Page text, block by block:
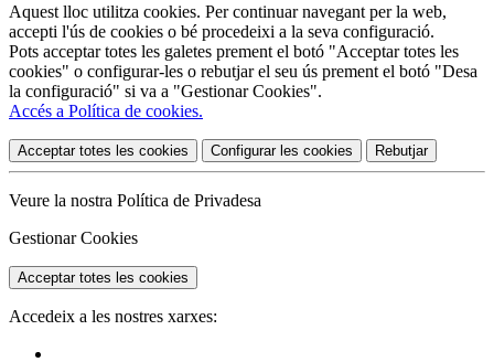
Aquest lloc utilitza cookies. Per continuar navegant per la web,
accepti l'ús de cookies o bé procedeixi a la seva configuració.
Pots acceptar totes les galetes prement el botó "Acceptar totes les
cookies" o configurar-les o rebutjar el seu ús prement el botó "Desa
la configuració" si va a "Gestionar Cookies".
Accés a Política de cookies.
Acceptar totes les cookies Configurar les cookies Rebutjar
Veure la nostra Política de Privadesa
Gestionar Cookies
Acceptar totes les cookies
Accedeix a les nostres xarxes: